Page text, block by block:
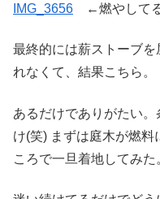
IMG_3656 ←燃やして
最終的には薪ストーブ
れなくて、結果こちら。
あるだけでありがたい
け(笑) まずは庭木が燃料
ころで一旦着地してみた